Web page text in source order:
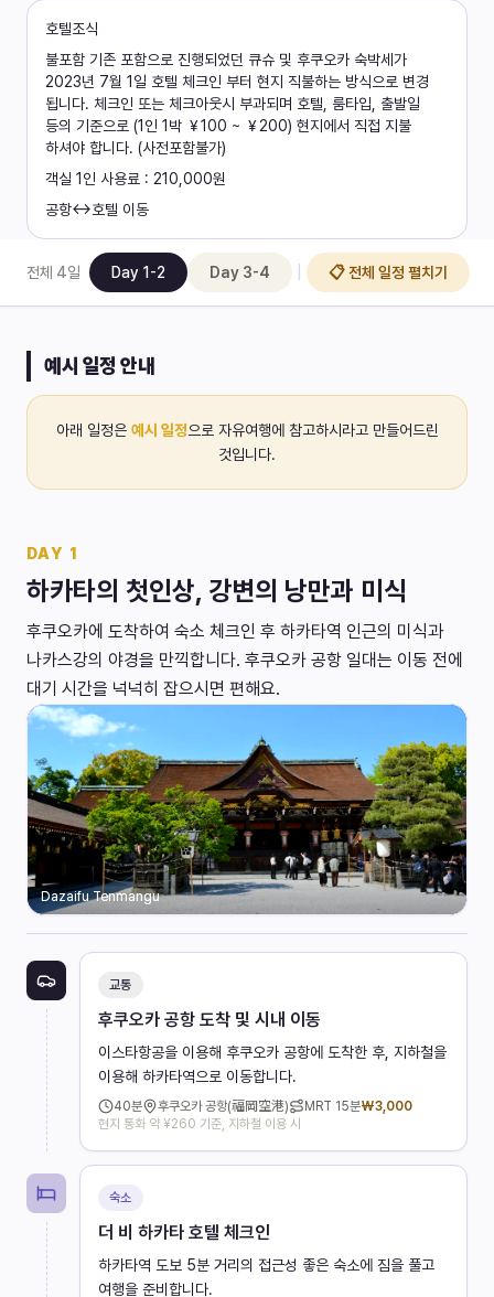
호텔조식
불포함 기존 포함으로 진행되었던 큐슈 및 후쿠오카 숙박세가
2023년 7월 1일 호텔 체크인 부터 현지 직불하는 방식으로 변경
됩니다. 체크인 또는 체크아웃시 부과되며 호텔, 룸타입, 출발일
등의 기준으로 (1인 1박 ￥100 ~ ￥200) 현지에서 직접 지불
하셔야 합니다. (사전포함불가)
객실 1인 사용료 : 210,000원
공항↔호텔 이동
전체 4일 Day 1-2 Day 3-4 📋 전체 일정 펼치기
예시 일정 안내
아래 일정은 예시 일정으로 자유여행에 참고하시라고 만들어드린
것입니다.
DAY 1
하카타의 첫인상, 강변의 낭만과 미식
후쿠오카에 도착하여 숙소 체크인 후 하카타역 인근의 미식과
나카스강의 야경을 만끽합니다. 후쿠오카 공항 일대는 이동 전에
대기 시간을 넉넉히 잡으시면 편해요.
Dazaifu Tenmangu
교통
후쿠오카 공항 도착 및 시내 이동
이스타항공을 이용해 후쿠오카 공항에 도착한 후, 지하철을
이용해 하카타역으로 이동합니다.
40분 후쿠오카 공항(福岡空港) MRT 15분₩3,000
현지 통화 약 ¥260 기준, 지하철 이용 시
숙소
더 비 하카타 호텔 체크인
하카타역 도보 5분 거리의 접근성 좋은 숙소에 짐을 풀고
여행을 준비합니다.